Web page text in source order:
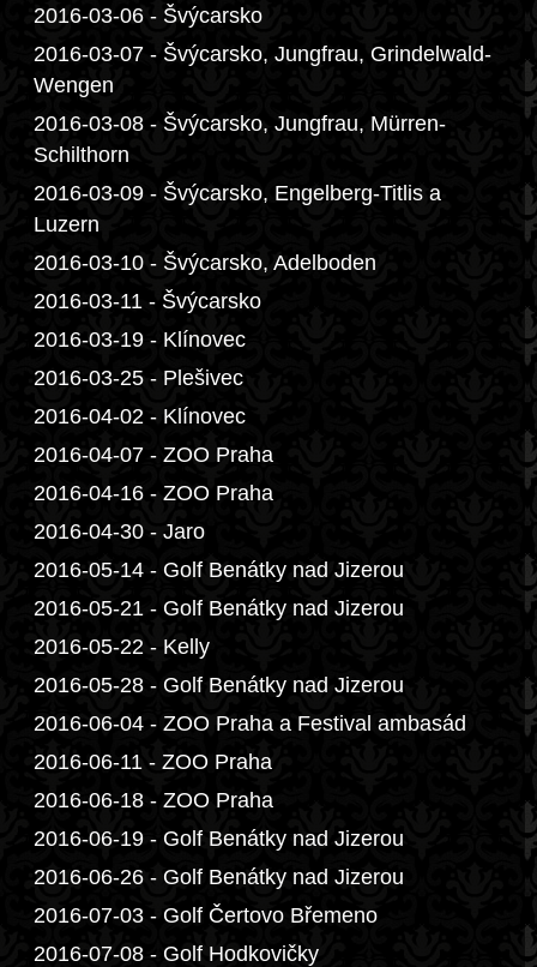
2016-03-06 - Švýcarsko
2016-03-07 - Švýcarsko, Jungfrau, Grindelwald-
Wengen
2016-03-08 - Švýcarsko, Jungfrau, Mürren-
Schilthorn
2016-03-09 - Švýcarsko, Engelberg-Titlis a
Luzern
2016-03-10 - Švýcarsko, Adelboden
2016-03-11 - Švýcarsko
2016-03-19 - Klínovec
2016-03-25 - Plešivec
2016-04-02 - Klínovec
2016-04-07 - ZOO Praha
2016-04-16 - ZOO Praha
2016-04-30 - Jaro
2016-05-14 - Golf Benátky nad Jizerou
2016-05-21 - Golf Benátky nad Jizerou
2016-05-22 - Kelly
2016-05-28 - Golf Benátky nad Jizerou
2016-06-04 - ZOO Praha a Festival ambasád
2016-06-11 - ZOO Praha
2016-06-18 - ZOO Praha
2016-06-19 - Golf Benátky nad Jizerou
2016-06-26 - Golf Benátky nad Jizerou
2016-07-03 - Golf Čertovo Břemeno
2016-07-08 - Golf Hodkovičky